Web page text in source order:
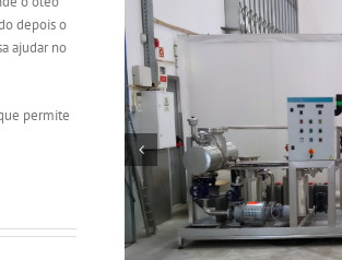
depois o
ajudar no
permite